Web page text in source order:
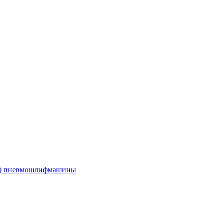
пневмошлифмашины